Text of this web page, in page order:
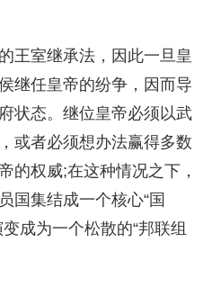
室继承法，因此一旦皇
继任皇帝的纷争，因而导
状态。继位皇帝必须以武
或者必须想办法赢得多数
的权威;在这种情况之下，
国集结成一个核心“国
成为一个松散的“邦联组